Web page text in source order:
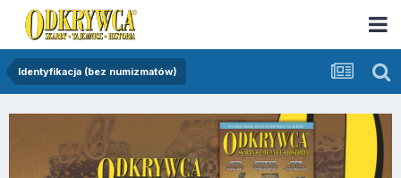
Identyfikacja (bez numizmatów)